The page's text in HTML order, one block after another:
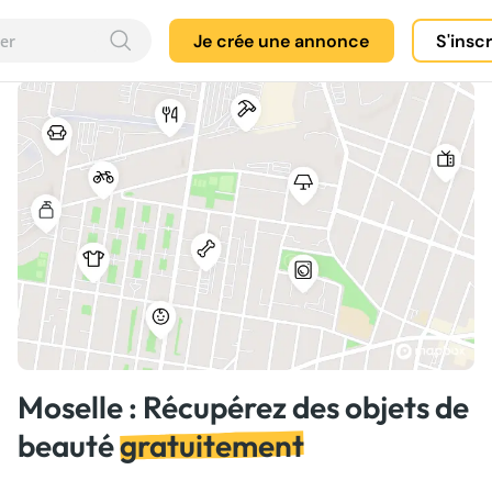
Je crée une annonce
Moselle : Récupérez des objets de
beautégratuitement